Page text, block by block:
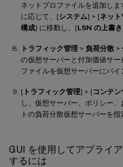
ネットプロファイルを追加しま
に応じて、[システム] > [ネット
構成] に移動し、[LSN の上書き
トラフィック管理 > 負荷分散 >
の仮想サーバーと付加価値サ
ファイルを仮想サーバーにバイ
[ トラフィック管理] > [ コンテ
し、仮想サーバー、ポリシー
トの負荷分散仮想サーバーを指
GUI を使用してアプライ
するには